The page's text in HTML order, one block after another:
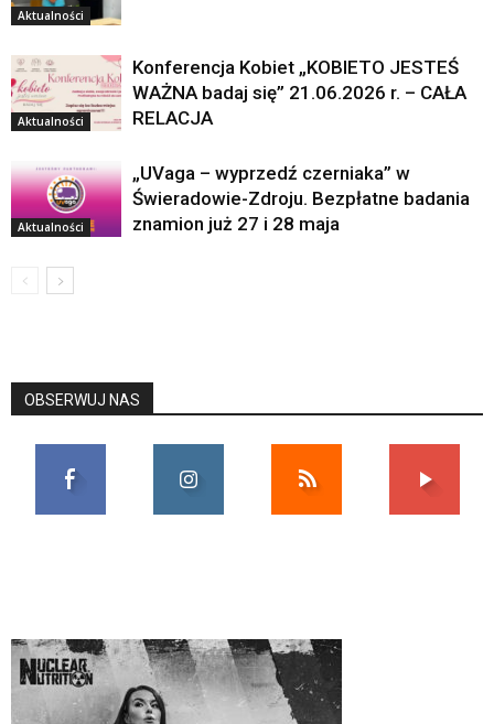
Aktualności
Aktualności
Konferencja Kobiet „KOBIETO JESTEŚ
WAŻNA badaj się” 21.06.2026 r. – CAŁA
RELACJA
Aktualności
„UVaga – wyprzedź czerniaka” w
Świeradowie-Zdroju. Bezpłatne badania
znamion już 27 i 28 maja
OBSERWUJ NAS